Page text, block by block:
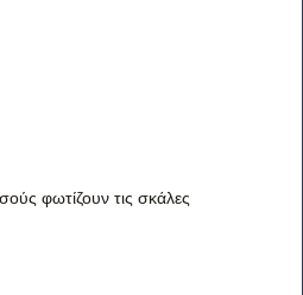
φωτίζουν τις σκάλες